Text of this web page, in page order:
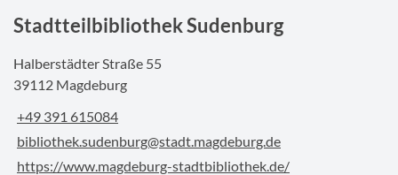
Stadtteilbibliothek Sudenburg
Halberstädter Straße 55
39112 Magdeburg
+49 391 615084
bibliothek.sudenburg@stadt.magdeburg.de
https://www.magdeburg-stadtbibliothek.de/